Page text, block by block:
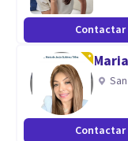
Especialidad
Desarrollo
relaciones
Aptitudes
Te acompaño a
Contactar
Contactar